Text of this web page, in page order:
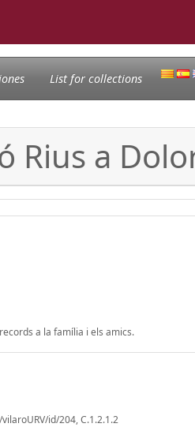
List for collections
Rius a
a la família i els amics.
id/204, C.1.2.1.2